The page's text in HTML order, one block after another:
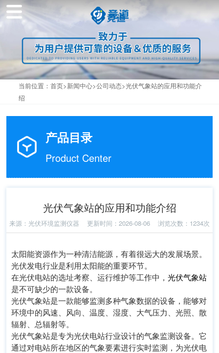
当前位置： 首页>新闻中心>公司动态>光伏气象站的应用和功能介
绍
产品目录
Product Center
光伏气象站的应用和功能介绍
来源： 光伏环境监测仪器 更新时间：2026-08-06 浏览次数：1234次
太阳能资源作为一种清洁能源，有着很远大的发展场景。
光伏发电行业是利用太阳能的重要环节。
在光伏电站的选址考察、运行维护等工作中， 光伏气象站
是不可缺少的一款设备。
光伏气象站是一款能够监测多种气象数据的设备，能够对
环境中的风速、风向、温度、湿度、大气压力、光照、散
辐射、总辐射等。
光伏气象站是专为光伏电站行业设计的气象监测设备。它
通过对电站所在地区的气象要素进行实时监测，为光伏电